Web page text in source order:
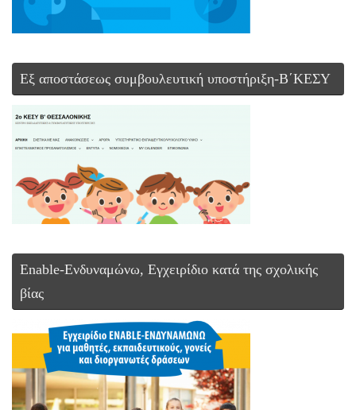
Εξ αποστάσεως συμβουλευτική υποστήριξη-Β΄ΚΕΣΥ
Enable-Ενδυναμώνω, Εγχειρίδιο κατά της σχολικής
βίας